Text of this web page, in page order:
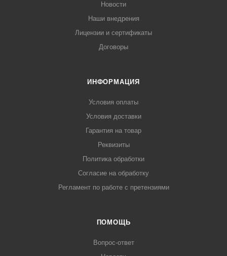
Новости
Наши внедрения
Лицензии и сертификаты
Договоры
ИНФОРМАЦИЯ
Условия оплаты
Условия доставки
Гарантия на товар
Реквизиты
Политика обработки
Согласие на обработку
Регламент по работе с претензиями
ПОМОЩЬ
Вопрос-ответ